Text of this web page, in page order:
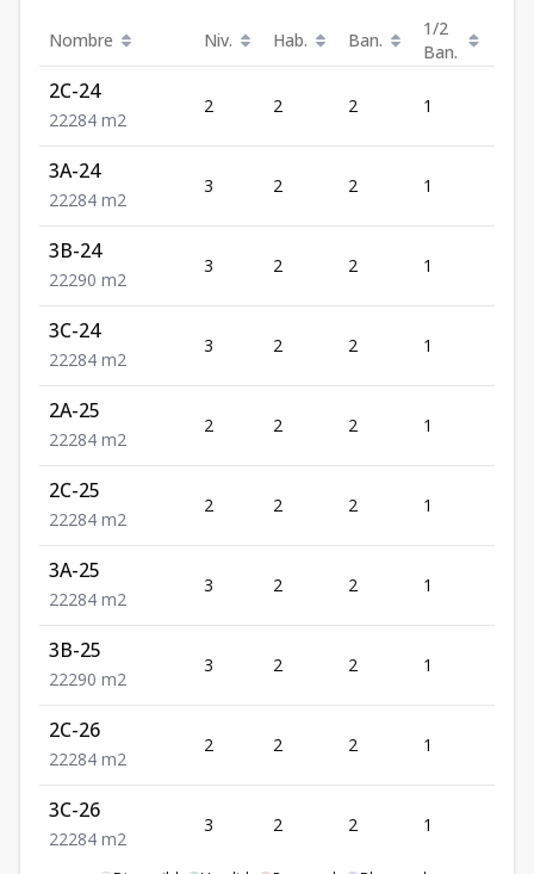
Nombre Niv. Hab. Ban.
1/2
Ban.
2C-24
22284 m2
2 2 2 1
3A-24
22284 m2
3 2 2 1
3B-24
22290 m2
3 2 2 1
3C-24
22284 m2
3 2 2 1
2A-25
22284 m2
2 2 2 1
2C-25
22284 m2
2 2 2 1
3A-25
22284 m2
3 2 2 1
3B-25
22290 m2
3 2 2 1
2C-26
22284 m2
2 2 2 1
3C-26
22284 m2
3 2 2 1